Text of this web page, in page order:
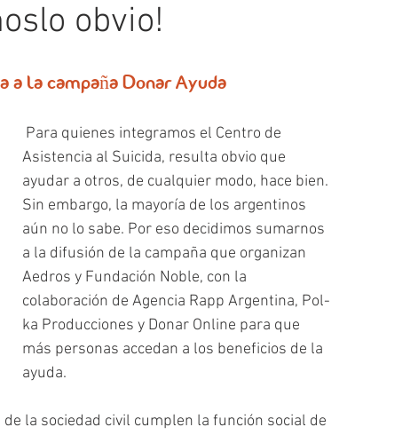
obvio!
a la campaña Donar Ayuda
Asistencia al Suicida, resulta obvio que
ayudar a otros, de cualquier modo, hace bien.
Sin embargo, la mayoría de los argentinos
aún no lo sabe. Por eso decidimos sumarnos
a la difusión de la campaña que organizan
Aedros y Fundación Noble, con la
colaboración de Agencia Rapp Argentina, Pol-
ka Producciones y Donar Online para que
más personas accedan a los beneficios de la
ayuda.
la sociedad civil cumplen la función social de